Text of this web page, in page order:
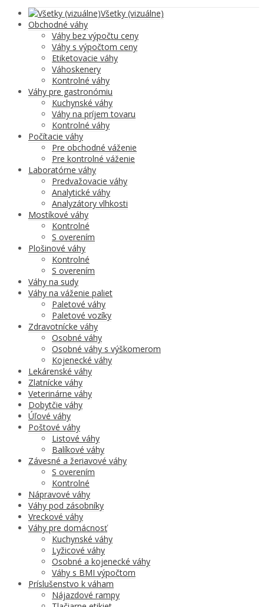
Všetky (vizuálne)
Obchodné váhy
Váhy bez výpočtu ceny
Váhy s výpočtom ceny
Etiketovacie váhy
Váhoskenery
Kontrolné váhy
Váhy pre gastronómiu
Kuchynské váhy
Váhy na príjem tovaru
Kontrolné váhy
Počítacie váhy
Pre obchodné váženie
Pre kontrolné váženie
Laboratórne váhy
Predvažovacie váhy
Analytické váhy
Analyzátory vlhkosti
Mostíkové váhy
Kontrolné
S overením
Plošinové váhy
Kontrolné
S overením
Váhy na sudy
Váhy na váženie paliet
Paletové váhy
Paletové vozíky
Zdravotnícke váhy
Osobné váhy
Osobné váhy s výškomerom
Kojenecké váhy
Lekárenské váhy
Zlatnícke váhy
Veterinárne váhy
Dobytčie váhy
Úľové váhy
Poštové váhy
Listové váhy
Balíkové váhy
Závesné a žeriavové váhy
S overením
Kontrolné
Nápravové váhy
Váhy pod zásobníky
Vreckové váhy
Váhy pre domácnosť
Kuchynské váhy
Lyžicové váhy
Osobné a kojenecké váhy
Váhy s BMI výpočtom
Príslušenstvo k váham
Nájazdové rampy